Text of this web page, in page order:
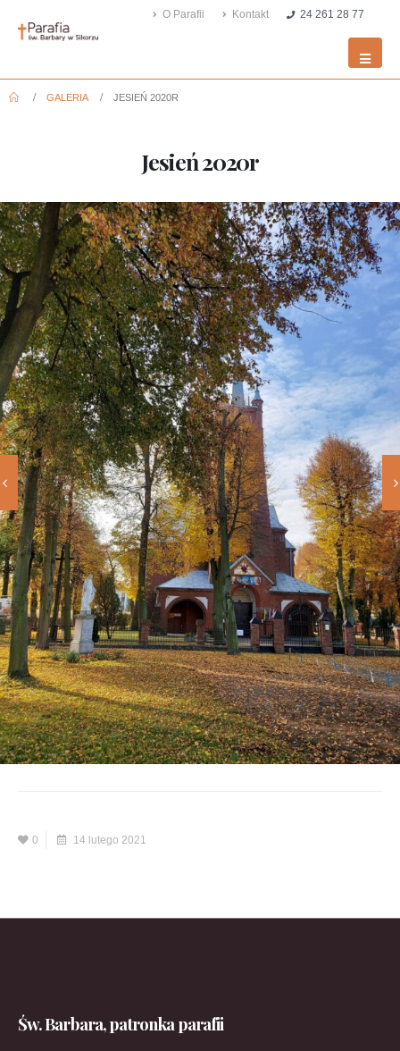
O Parafii Kontakt 24 261 28 77
GALERIA JESIEŃ 2020R
Jesień 2020r
0 14 lutego 2021
Św. Barbara, patronka parafii